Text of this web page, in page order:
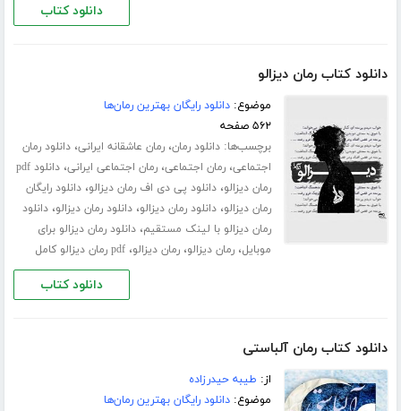
دانلود کتاب
دانلود کتاب رمان دیزالو
موضوع:دانلود رایگان بهترین رمان‌ها
۵۶۲ صفحه
برچسب‌ها:دانلود رمان،رمان عاشقانه ایرانی،دانلود رمان
اجتماعی،رمان اجتماعی،رمان اجتماعی ایرانی،
دانلود pdf
رمان دیزالو،دانلود پی دی اف رمان دیزالو،دانلود رایگان
رمان دیزالو،دانلود رمان دیزالو،دانلود رمان دیزالو،دانلود
رمان دیزالو با لینک مستقیم،دانلود رمان دیزالو برای
موبایل،رمان دیزالو،رمان دیزالو،pdf رمان دیزالو کامل
دانلود کتاب
دانلود کتاب رمان آلباستی
از: طیبه حیدرزاده
موضوع:دانلود رایگان بهترین رمان‌ها